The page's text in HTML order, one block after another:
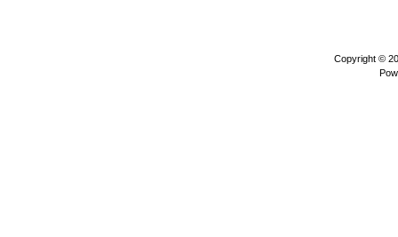
Copyright ©